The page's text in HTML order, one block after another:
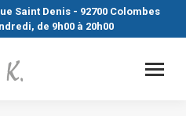
Saint Denis - 92700 Colombes
de 9h00 à 20h00